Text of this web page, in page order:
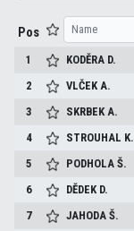
Pos
1 KODĚRA D.
2
VLČEKA.
3
SKRBEKA.
4
STROUHAL K.
5
PODHOLAŠ.
6
DĚDEK D.
7
JAHODAŠ.